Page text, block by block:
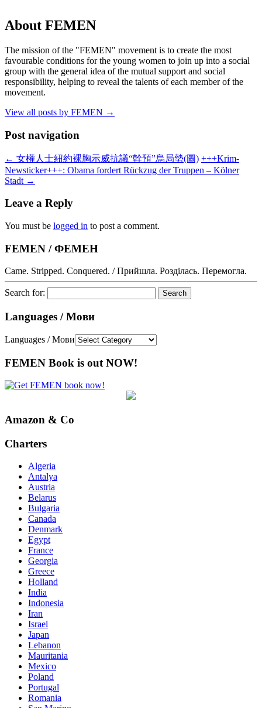
About FEMEN
The mission of the "FEMEN" movement is to create the most
favourable conditions for the young women to join up into a social
group with the general idea of the mutual support and social
responsibility, helping to reveal the talents of each member of the
movement.
View all posts by FEMEN →
Post navigation
← 女權人士紐約裸胸示威抗議“幹預”烏局勢(圖) +++Krim-
Newsticker+++: Obama fordert Rückzug der Truppen – Kölner
Stadt →
Leave a Reply
You must be logged in to post a comment.
FEMEN / ФЕМЕН
Came. Stripped. Conquered. / Прийшла. Розділась. Перемогла.
Search for:
Languages / Мови
Languages / Мови
FEMEN Book is out NOW!
Amazon & Co
Charters
Algeria
Antalya
Austria
Belarus
Bulgaria
Canada
Denmark
Egypt
France
Georgia
Greece
Holland
India
Indonesia
Iran
Israel
Japan
Lebanon
Mauritania
Mexico
Poland
Portugal
Romania